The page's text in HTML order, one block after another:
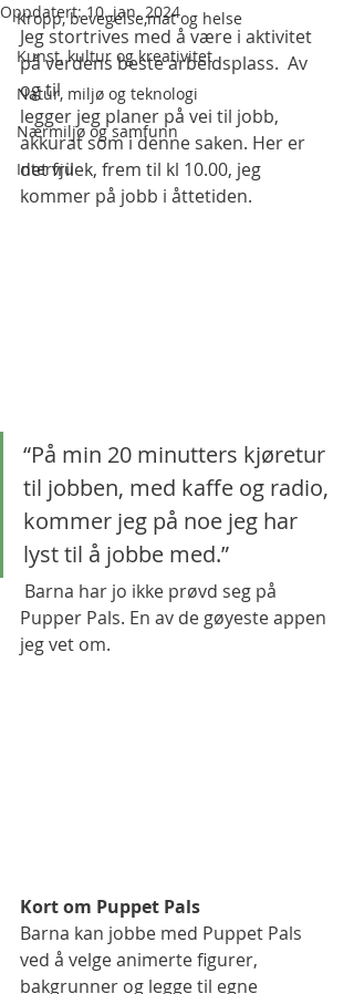
Kropp, bevegelse,mat og helse
Kunst, kultur og kreativitet
Natur, miljø og teknologi
Nærmiljø og samfunn
Intervju
Oppdatert:10. jan. 2024
Jeg stortrives med å være i aktivitet
på verdens beste arbeidsplass.  Av
og til
legger jeg planer på vei til jobb,
akkurat som i denne saken. Her er
det frilek, frem til kl 10.00, jeg
kommer på jobb i åttetiden.
“På min 20 minutters kjøretur
til jobben, med kaffe og radio,
kommer jeg på noe jeg har
lyst til å jobbe med.”
Pupper Pals. En av de gøyeste appen
jeg vet om.
Kort om Puppet Pals
Barna kan jobbe med Puppet Pals
ved å velge animerte figurer,
bakgrunner og legge til egne